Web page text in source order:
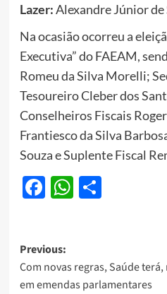
Lazer:Alexandre Júnior de
Na ocasião ocorreu a
Executiva” do FAEAM,
Romeu da Silva Morelli;
Tesoureiro Cleber dos
Conselheiros Fiscais
Frantiesco da Silva
Souza e Suplente Fiscal
Facebook
WhatsApp
Share
Post
navigation
Previous:
Com novas regras, Saúde
em emendas parlamentares